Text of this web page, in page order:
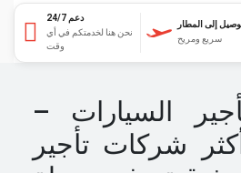
دعم 24/7
نحن هنا لخدمتكم في أي
وقت
إلى المطار
سريع ومريح
السيارات –
شركات تأجير